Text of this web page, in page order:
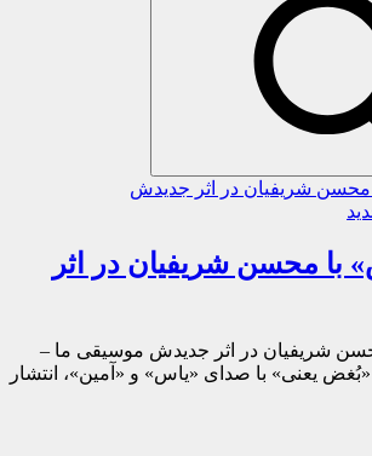
با محسن شریفیان در اثر
شریفیان در اثر جدیدش موسیقی ما –
یعنی» با صدای «یاس» و «آمین»، انتشار